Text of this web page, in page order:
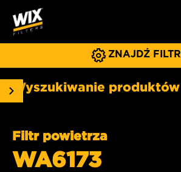
ZNAJDŹ FILTR
Wyszukiwanie produktów
Filtr powietrza
WA6173